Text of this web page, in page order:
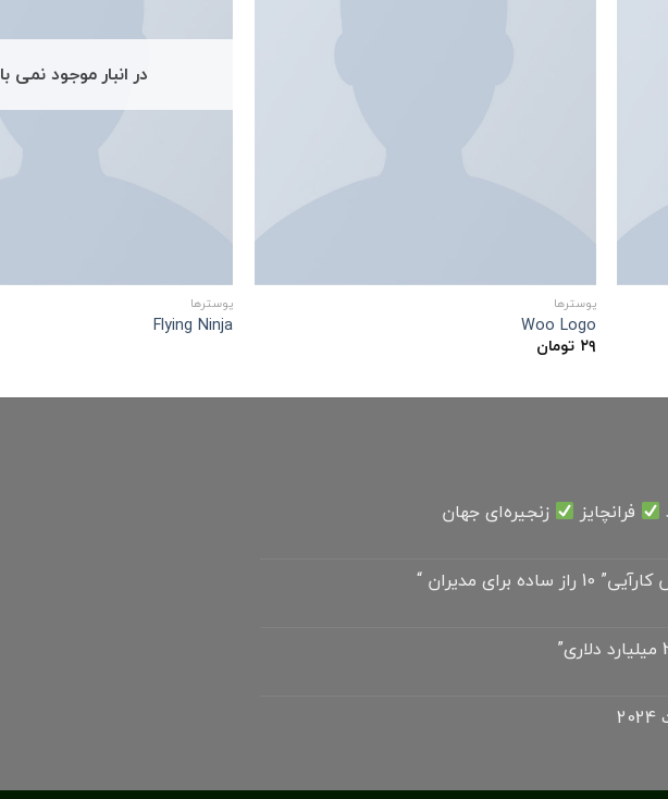
پوسترها
Woo Logo
۲۹ تومان
در انبار موجود نمی
پوسترها
Flying Ninja
فرانچایز زنجیره‌ای جهان
مدیران “